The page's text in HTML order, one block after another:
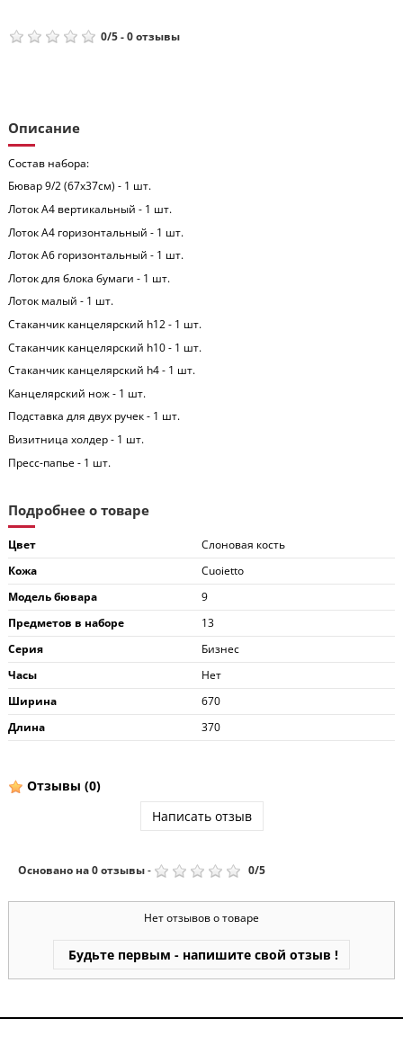
0/5-0отзывы
Описание
Состав набора:
Бювар 9/2 (67x37см) - 1 шт.
Лоток А4 вертикальный - 1 шт.
Лоток А4 горизонтальный - 1 шт.
Лоток А6 горизонтальный - 1 шт.
Лоток для блока бумаги - 1 шт.
Лоток малый - 1 шт.
Стаканчик канцелярский h12 - 1 шт.
Стаканчик канцелярский h10 - 1 шт.
Стаканчик канцелярский h4 - 1 шт.
Канцелярский нож - 1 шт.
Подставка для двух ручек - 1 шт.
Визитница холдер - 1 шт.
Пресс-папье - 1 шт.
Подробнее о товаре
Цвет
Слоновая кость
Кожа
Cuoietto
Модель бювара
9
Предметов в наборе
13
Серия
Бизнес
Часы
Нет
Ширина
670
Длина
370
Отзывы (0)
Написать отзыв
Основано на0отзывы- 0/5
Нет отзывов о товаре
Будьте первым - напишите свой отзыв !